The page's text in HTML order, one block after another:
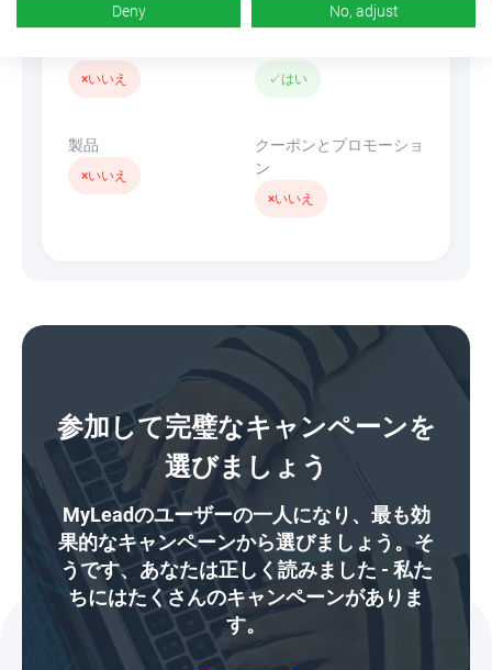
×いいえ ✓はい
製品
×いいえ
クーポンとプロモーショ
ン
×いいえ
参加して完璧なキャンペーンを
選びましょう
MyLeadのユーザーの一人になり、最も効
果的なキャンペーンから選びましょう。そ
うです、あなたは正しく読みました - 私た
ちにはたくさんのキャンペーンがありま
す。
Deny No, adjust